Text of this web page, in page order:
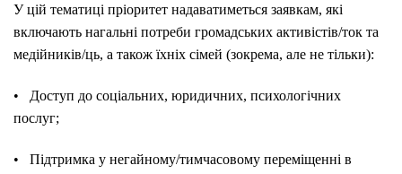
У цій тематиці пріоритет надаватиметься заявкам, які
включають нагальні потреби громадських активістів/ток та
медійників/ць, а також їхніх сімей (зокрема, але не тільки):
• Доступ до соціальних, юридичних, психологічних
послуг;
• Підтримка у негайному/тимчасовому переміщенні в